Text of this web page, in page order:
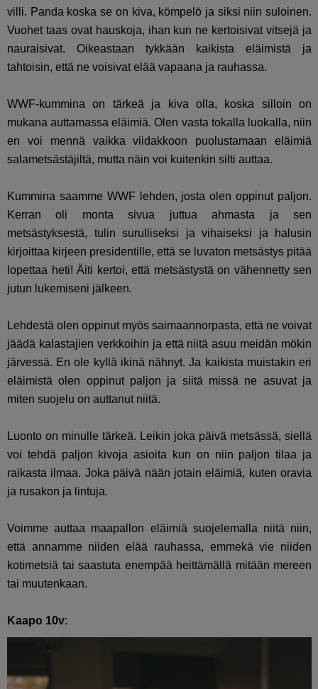
villi. Panda koska se on kiva, kömpelö ja siksi niin suloinen.
Vuohet taas ovat hauskoja, ihan kun ne kertoisivat vitsejä ja
nauraisivat. Oikeastaan tykkään kaikista eläimistä ja
tahtoisin, että ne voisivat elää vapaana ja rauhassa.
WWF-kummina on tärkeä ja kiva olla, koska silloin on
mukana auttamassa eläimiä. Olen vasta tokalla luokalla, niin
en voi mennä vaikka viidakkoon puolustamaan eläimiä
salametsästäjiltä, mutta näin voi kuitenkin silti auttaa.
Kummina saamme WWF lehden, josta olen oppinut paljon.
Kerran oli monta sivua juttua ahmasta ja sen
metsästyksestä, tulin surulliseksi ja vihaiseksi ja halusin
kirjoittaa kirjeen presidentille, että se luvaton metsästys pitää
lopettaa heti! Äiti kertoi, että metsästystä on vähennetty sen
jutun lukemiseni jälkeen.
Lehdestä olen oppinut myös saimaannorpasta, että ne voivat
jäädä kalastajien verkkoihin ja että niitä asuu meidän mökin
järvessä. En ole kyllä ikinä nähnyt. Ja kaikista muistakin eri
eläimistä olen oppinut paljon ja siitä missä ne asuvat ja
miten suojelu on auttanut niitä.
Luonto on minulle tärkeä. Leikin joka päivä metsässä, siellä
voi tehdä paljon kivoja asioita kun on niin paljon tilaa ja
raikasta ilmaa. Joka päivä nään jotain eläimiä, kuten oravia
ja rusakon ja lintuja.
Voimme auttaa maapallon eläimiä suojelemalla niitä niin,
että annamme niiden elää rauhassa, emmekä vie niiden
kotimetsiä tai saastuta enempää heittämällä mitään mereen
tai muutenkaan.
Kaapo 10v: